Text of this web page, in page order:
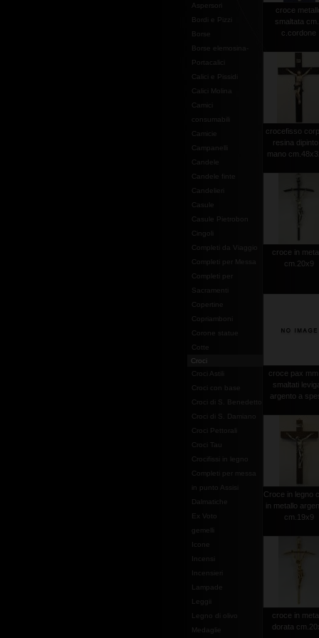
Aspersori
Bordi e Pizzi
Borse
Borse elemosina-
Portacalici
Calici e Pissidi
Calici Molina
Camici
consumabili
Camicie
Campanelli
Candele
Candele finte
Candelieri
Casule
Casule Pietrobon
Cingoli
Completi da Viaggio
Completi per Messa
Completi per
Sacramenti
Copertine
Copriamboni
Corone statue
Cotte
Croci
Croci Astili
Croci con base
Croci di S. Benedetto
Croci di S. Damiano
Croci Pettorali
Croci Tau
Crocifissi in legno
Completi per messa
in punto Assisi
Dalmatiche
Ex Voto
gemelli
Icone
Incensi
Incensieri
Lampade
Leggii
Legno di olivo
Medaglie
croce
smaltata
c.cordone
crocefisso
resina
mano
croce in
cm.20x9
croce pax
smaltati
argento a
Croce in legno
in metallo
cm.19x9
croce in
dorata